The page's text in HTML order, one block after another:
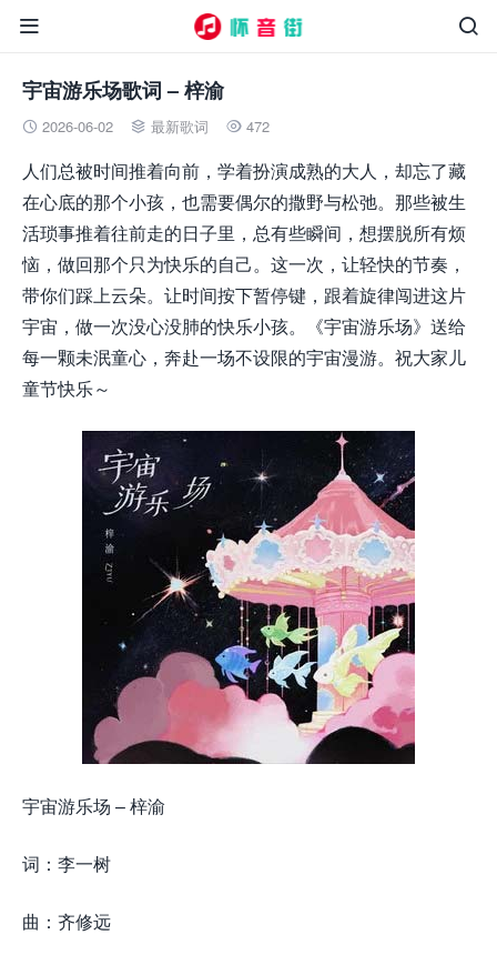


宇宙游乐场歌词 – 梓渝
 2026-06-02  最新歌词  472
人们总被时间推着向前，学着扮演成熟的大人，却忘了藏
在心底的那个小孩，也需要偶尔的撒野与松弛。那些被生
活琐事推着往前走的日子里，总有些瞬间，想摆脱所有烦
恼，做回那个只为快乐的自己。这一次，让轻快的节奏，
带你们踩上云朵。让时间按下暂停键，跟着旋律闯进这片
宇宙，做一次没心没肺的快乐小孩。《宇宙游乐场》送给
每一颗未泯童心，奔赴一场不设限的宇宙漫游。祝大家儿
童节快乐～
宇宙游乐场 – 梓渝
词：李一树
曲：齐修远